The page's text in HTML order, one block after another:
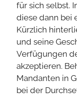
für sich selbst.
diese dann bei
Kürzlich
und seine
Verfügungen
akzeptieren.
Mandanten in
bei der